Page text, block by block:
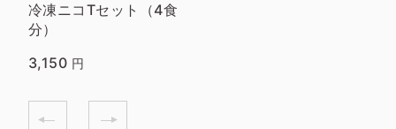
冷凍ニコTセット（4食
分）
3,150 円